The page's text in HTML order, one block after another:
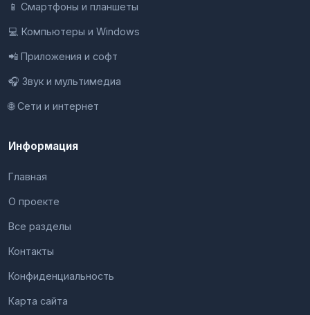
📱 Смартфоны и планшеты
💻 Компьютеры и Windows
📲 Приложения и софт
🎧 Звук и мультимедиа
🌐 Сети и интернет
Информация
Главная
О проекте
Все разделы
Контакты
Конфиденциальность
Карта сайта